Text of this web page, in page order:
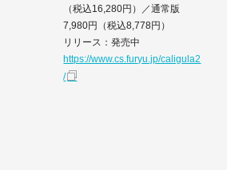
（税込16,280円）／通常版
7,980円（税込8,778円）
リリース：発売中
https://www.cs.furyu.jp/caligula2
/